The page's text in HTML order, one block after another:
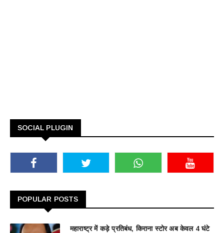
SOCIAL PLUGIN
POPULAR POSTS
महाराष्ट्र में कड़े प्रतिबंध, किराना स्टोर अब केवल 4 घंटे